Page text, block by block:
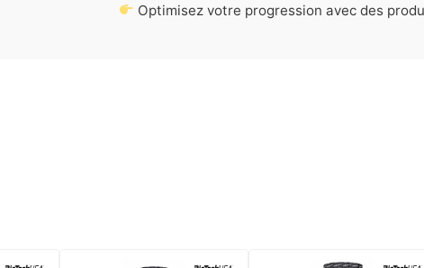
Optimisez votre progression avec des